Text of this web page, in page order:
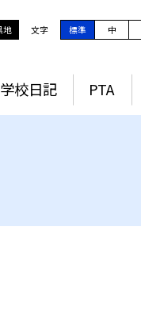
地 文字 標準 中
学校日記 PTA